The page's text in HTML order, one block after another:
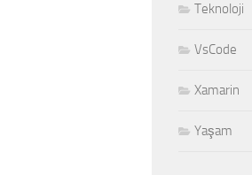
Teknoloji
VsCode
Xamarin
Yaşam